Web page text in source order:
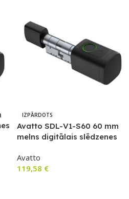
IZPĀRDOTS
Avatto SDL-V1-S60 60 mm
melns digitālais slēdzenes
Avatto
119,58 €